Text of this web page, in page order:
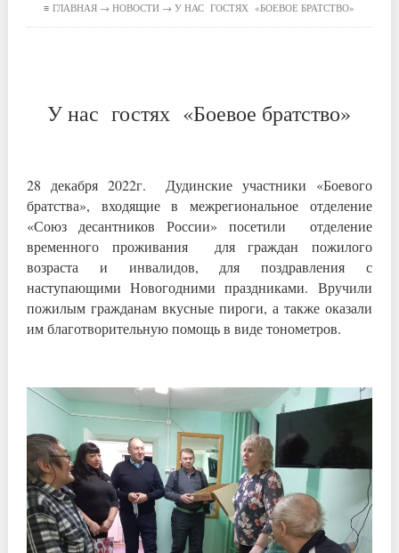
≡ГЛАВНАЯ →НОВОСТИ → У НАС ГОСТЯХ «БОЕВОЕ БРАТСТВО»
У нас гостях «Боевое братство»
28 декабря 2022г. Дудинские участники «Боевого
братства», входящие в межрегиональное отделение
«Союз десантников России» посетили отделение
временного проживания для граждан пожилого
возраста и инвалидов, для поздравления с
наступающими Новогодними праздниками. Вручили
пожилым гражданам вкусные пироги, а также оказали
им благотворительную помощь в виде тонометров.